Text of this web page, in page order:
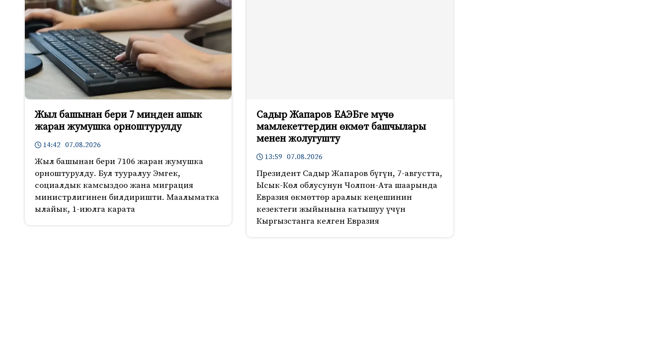
Жыл башынан бери 7 миңден ашык
жаран жумушка орноштурулду
14:42 07.08.2026
Жыл башынан бери 7106 жаран жумушка
орноштурулду. Бул тууралуу Эмгек,
социалдык камсыздоо жана миграция
министрлигинен билдиришти. Маалыматка
ылайык, 1-июлга карата
Садыр Жапаров ЕАЭБге мүчө
мамлекеттердин өкмөт башчылары
менен жолугушту
13:59 07.08.2026
Президент Садыр Жапаров бүгүн, 7-августта,
Ысык-Көл облусунун Чолпон-Ата шаарында
Евразия өкмөттөр аралык кеңешинин
кезектеги жыйынына катышуу үчүн
Кыргызстанга келген Евразия